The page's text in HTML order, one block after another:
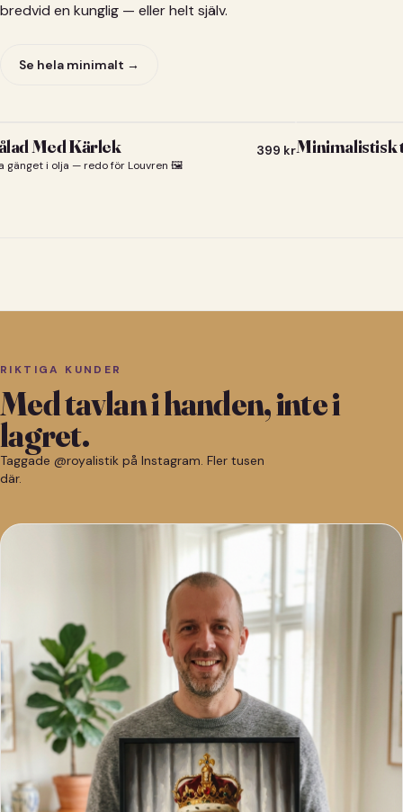
bredvid en kunglig — eller helt själv.
Se hela minimalt →
Med Kärlek
gänget i olja — redo för Louvren 🖼️
399 krMinimalistisk
RIKTIGA KUNDER
Med tavlan i handen, inte i
lagret.
Taggade @royalistik på Instagram. Fler tusen
där.